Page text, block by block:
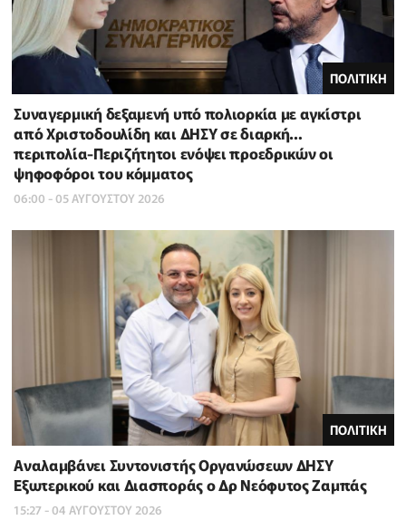
ΠΟΛΙΤΙΚΗ
Συναγερμική δεξαμενή υπό πολιορκία με αγκίστρι
από Χριστοδουλίδη και ΔΗΣΥ σε διαρκή…
περιπολία-Περιζήτητοι ενόψει προεδρικών οι
ψηφοφόροι του κόμματος
06:00 - 05 ΑΥΓΟΥΣΤΟΥ 2026
ΠΟΛΙΤΙΚΗ
Αναλαμβάνει Συντονιστής Οργανώσεων ΔΗΣΥ
Εξωτερικού και Διασποράς ο Δρ Νεόφυτος Ζαμπάς
15:27 - 04 ΑΥΓΟΥΣΤΟΥ 2026